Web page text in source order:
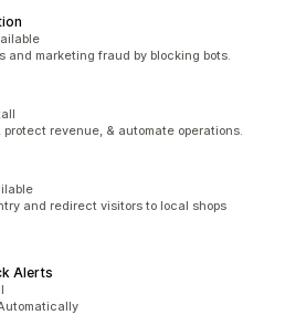
and marketing fraud by blocking bots.
protect revenue, & automate operations.
and redirect visitors to local shops
Alerts